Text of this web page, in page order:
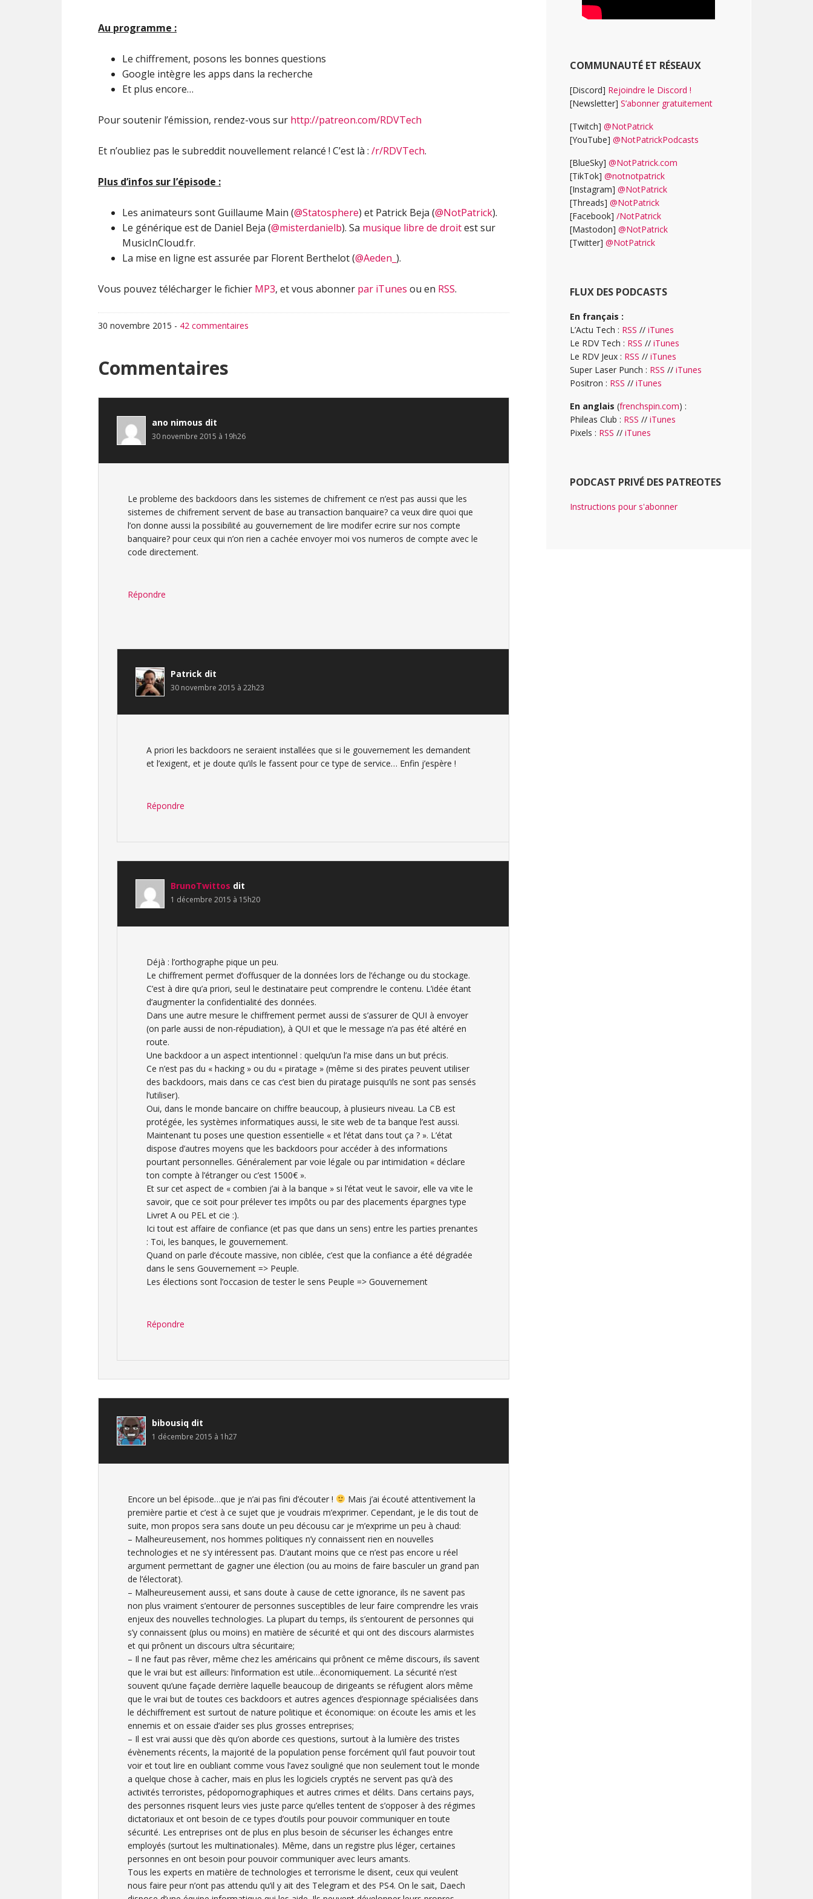
Au programme :
Le chiffrement, posons les bonnes questions
Google intègre les apps dans la recherche
Et plus encore…
Pour soutenir l’émission, rendez-vous sur http://patreon.com/RDVTech
Et n’oubliez pas le subreddit nouvellement relancé ! C’est là : /r/RDVTech.
Plus d’infos sur l’épisode :
Les animateurs sont Guillaume Main (@Statosphere) et Patrick Beja (@NotPatrick).
Le générique est de Daniel Beja (@misterdanielb). Sa musique libre de droitest sur
MusicInCloud.fr.
La mise en ligne est assurée par Florent Berthelot (@Aeden_ ).
Vous pouvez télécharger le fichier MP3, et vous abonner par iTunes ou en RSS.
30 novembre 2015 - 42 commentaires
Interactions
du
lecteur
Commentaires
ano nimous dit
30 novembre 2015 à 19h26
Le probleme des backdoors dans les sistemes de chifrement ce n’est pas aussi que les
sistemes de chifrement servent de base au transaction banquaire? ca veux dire quoi que
l’on donne aussi la possibilité au gouvernement de lire modifer ecrire sur nos compte
banquaire? pour ceux qui n’on rien a cachée envoyer moi vos numeros de compte avec le
code directement.
Répondre
Patrick dit
30 novembre 2015 à 22h23
A priori les backdoors ne seraient installées que si le gouvernement les demandent
et l’exigent, et je doute qu’ils le fassent pour ce type de service… Enfin j’espère !
Répondre
BrunoTwittos dit
1 décembre 2015 à 15h20
Déjà : l’orthographe pique un peu.
Le chiffrement permet d’offusquer de la données lors de l’échange ou du stockage.
C’est à dire qu’a priori, seul le destinataire peut comprendre le contenu. L’idée étant
d’augmenter la confidentialité des données.
Dans une autre mesure le chiffrement permet aussi de s’assurer de QUI à envoyer
(on parle aussi de non-répudiation), à QUI et que le message n’a pas été altéré en
route.
Une backdoor a un aspect intentionnel : quelqu’un l’a mise dans un but précis.
Ce n’est pas du « hacking » ou du « piratage » (même si des pirates peuvent utiliser
des backdoors, mais dans ce cas c’est bien du piratage puisqu’ils ne sont pas sensés
l’utiliser).
Oui, dans le monde bancaire on chiffre beaucoup, à plusieurs niveau. La CB est
protégée, les systèmes informatiques aussi, le site web de ta banque l’est aussi.
Maintenant tu poses une question essentielle « et l’état dans tout ça ? ». L’état
dispose d’autres moyens que les backdoors pour accéder à des informations
pourtant personnelles. Généralement par voie légale ou par intimidation « déclare
ton compte à l’étranger ou c’est 1500€ ».
Et sur cet aspect de « combien j’ai à la banque » si l’état veut le savoir, elle va vite le
savoir, que ce soit pour prélever tes impôts ou par des placements épargnes type
Livret A ou PEL et cie :).
Ici tout est affaire de confiance (et pas que dans un sens) entre les parties prenantes
: Toi, les banques, le gouvernement.
Quand on parle d’écoute massive, non ciblée, c’est que la confiance a été dégradée
dans le sens Gouvernement => Peuple.
Les élections sont l’occasion de tester le sens Peuple => Gouvernement
Répondre
bibousiq dit
1 décembre 2015 à 1h27
Encore un bel épisode…que je n’ai pas fini d’écouter !
Mais j’ai écouté attentivement la
première partie et c’est à ce sujet que je voudrais m’exprimer. Cependant, je le dis tout de
suite, mon propos sera sans doute un peu décousu car je m’exprime un peu à chaud:
– Malheureusement, nos hommes politiques n’y connaissent rien en nouvelles
technologies et ne s’y intéressent pas. D’autant moins que ce n’est pas encore u réel
argument permettant de gagner une élection (ou au moins de faire basculer un grand pan
de l’électorat).
– Malheureusement aussi, et sans doute à cause de cette ignorance, ils ne savent pas
non plus vraiment s’entourer de personnes susceptibles de leur faire comprendre les vrais
enjeux des nouvelles technologies. La plupart du temps, ils s’entourent de personnes qui
s’y connaissent (plus ou moins) en matière de sécurité et qui ont des discours alarmistes
et qui prônent un discours ultra sécuritaire;
– Il ne faut pas rêver, même chez les américains qui prônent ce même discours, ils savent
que le vrai but est ailleurs: l’information est utile…économiquement. La sécurité n’est
souvent qu’une façade derrière laquelle beaucoup de dirigeants se réfugient alors même
que le vrai but de toutes ces backdoors et autres agences d’espionnage spécialisées dans
le déchiffrement est surtout de nature politique et économique: on écoute les amis et les
ennemis et on essaie d’aider ses plus grosses entreprises;
– Il est vrai aussi que dès qu’on aborde ces questions, surtout à la lumière des tristes
évènements récents, la majorité de la population pense forcément qu’il faut pouvoir tout
voir et tout lire en oubliant comme vous l’avez souligné que non seulement tout le monde
a quelque chose à cacher, mais en plus les logiciels cryptés ne servent pas qu’à des
activités terroristes, pédopornographiques et autres crimes et délits. Dans certains pays,
des personnes risquent leurs vies juste parce qu’elles tentent de s’opposer à des régimes
dictatoriaux et ont besoin de ce types d’outils pour pouvoir communiquer en toute
sécurité. Les entreprises ont de plus en plus besoin de sécuriser les échanges entre
employés (surtout les multinationales). Même, dans un registre plus léger, certaines
personnes en ont besoin pour pouvoir communiquer avec leurs amants.
Tous les experts en matière de technologies et terrorisme le disent, ceux qui veulent
nous faire peur n’ont pas attendu qu’il y ait des Telegram et des PS4. On le sait, Daech
COMMUNAUTÉ ET RÉSEAUX
[Discord] Rejoindre le Discord !
[Newsletter] S’abonner gratuitement
[Twitch] @NotPatrick
[YouTube] @NotPatrickPodcasts
[BlueSky] @NotPatrick.com
[TikTok] @notnotpatrick
[Instagram] @NotPatrick
[Threads] @NotPatrick
[Facebook] /NotPatrick
[Mastodon] @NotPatrick
[Twitter] @NotPatrick
FLUX DES PODCASTS
En français :
L’Actu Tech : RSS // iTunes
Le RDV Tech : RSS // iTunes
Le RDV Jeux : RSS // iTunes
Super Laser Punch : RSS // iTunes
Positron : RSS // iTunes
En anglais (frenchspin.com) :
Phileas Club : RSS // iTunes
Pixels : RSS // iTunes
PODCAST PRIVÉ DES PATREOTES
Instructions pour s'abonner